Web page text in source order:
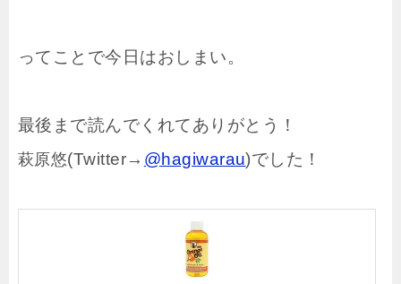
ってことで今日はおしまい。
最後まで読んでくれてありがとう！
萩原悠(Twitter→ @hagiwarau)でした！